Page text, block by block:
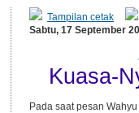
Tampilan cetak
Sabtu, 17 September
Kuasa-
Pada saat pesan